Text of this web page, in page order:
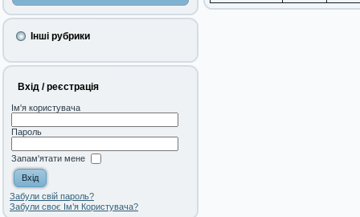
Інші рубрики
Вхід / реєстрація
Ім'я користувача
Пароль
Запам'ятати мене
Забули свій пароль?
Забули своє Ім’я Користувача?